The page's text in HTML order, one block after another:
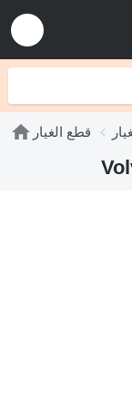
قطع الغيار